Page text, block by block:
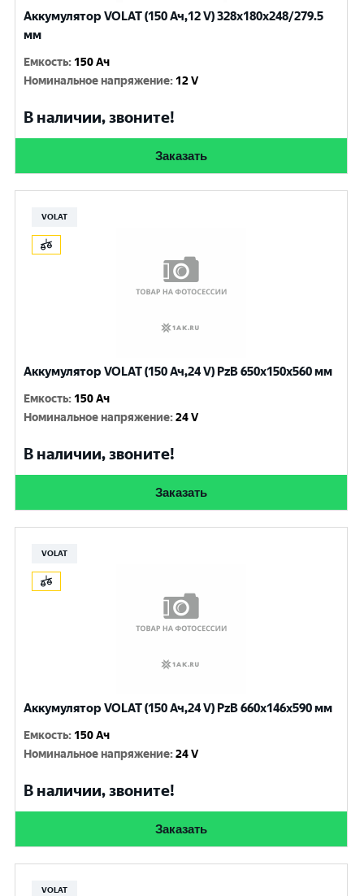
Аккумулятор VOLAT (150 Ач,12 V) 328x180x248/279.5
мм
Емкость: 150 Ач
Номинальное напряжение: 12 V
В наличии, звоните!
Заказать
VOLAT
Аккумулятор VOLAT (150 Ач,24 V) PzB 650x150x560 мм
Емкость: 150 Ач
Номинальное напряжение:24 V
В наличии, звоните!
Заказать
VOLAT
Аккумулятор VOLAT (150 Ач,24 V) PzB 660x146x590 мм
Емкость: 150 Ач
Номинальное напряжение:24 V
В наличии, звоните!
Заказать
VOLAT